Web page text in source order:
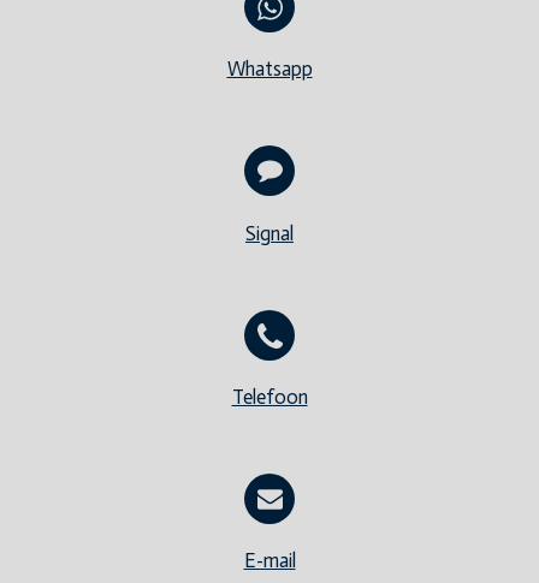
Whatsapp
Signal
Telefoon
E-mail